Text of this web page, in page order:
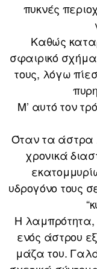
πυκνές
Καθώς
σφαιρικό
τους, λόγω
Μ’ αυτό τον
Όταν τα άστρα
χρονικά
υδρογόνο τους
Η λαμπρότητα,
ενός άστρου
μάζα του.